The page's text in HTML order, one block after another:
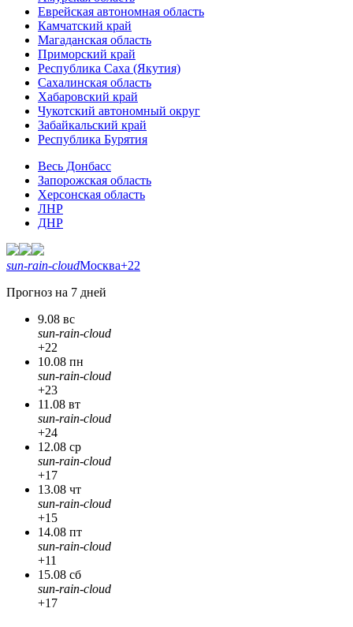
Еврейская автономная область
Камчатский край
Магаданская область
Приморский край
Республика Саха (Якутия)
Сахалинская область
Хабаровский край
Чукотский автономный округ
Забайкальский край
Республика Бурятия
Весь Донбасс
Запорожская область
Херсонская область
ЛНР
ДНР
sun-rain-cloudМосква+22
Прогноз на 7 дней
9.08 вс
sun-rain-cloud
+22
10.08 пн
sun-rain-cloud
+23
11.08 вт
sun-rain-cloud
+24
12.08 ср
sun-rain-cloud
+17
13.08 чт
sun-rain-cloud
+15
14.08 пт
sun-rain-cloud
+11
15.08 сб
sun-rain-cloud
+17